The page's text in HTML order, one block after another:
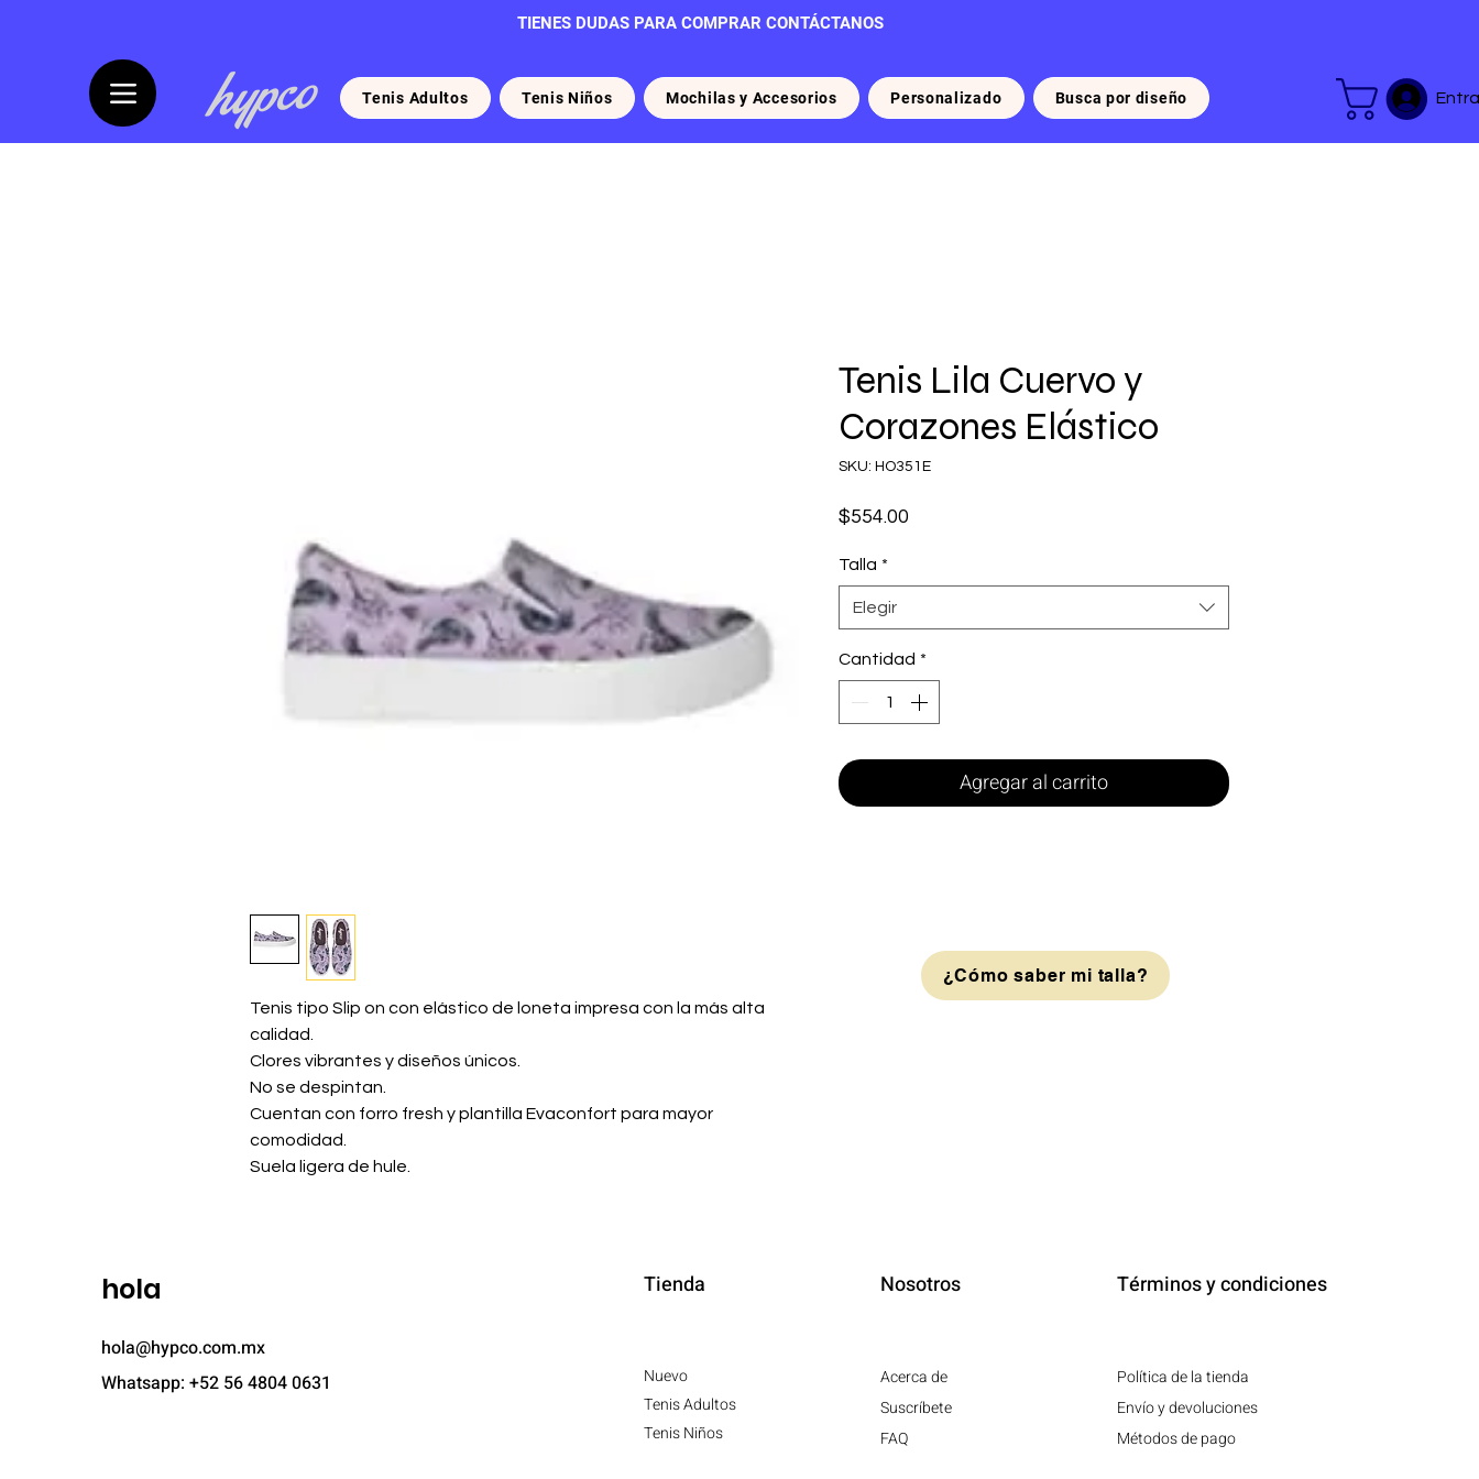
TIENES DUDAS PARA COMPRAR CONTÁCTANOS
Tenis Adultos Tenis Niños Mochilas y Accesorios Personalizado Busca por diseño
Tenis tipo Slip on con elástico de loneta impresa con la más alta
calidad.
Clores vibrantes y diseños únicos.
No se despintan.
Cuentan con forro fresh y plantilla Evaconfort para mayor
comodidad.
Suela ligera de hule.
Tenis Lila Cuervo y
Corazones Elástico
SKU: HO351E
$554.00
Talla *
Elegir
Cantidad *
Agregar al carrito
¿Cómo saber mi talla?
hola
hola@hypco.com.mx
Whatsapp: +52 56 4804 0631
Tienda
Nuevo
Tenis Adultos
Tenis Niños
Nosotros
Acerca de
Suscríbete
FAQ
Términos y condiciones
Política de la tienda
Envío y devoluciones
Métodos de pago